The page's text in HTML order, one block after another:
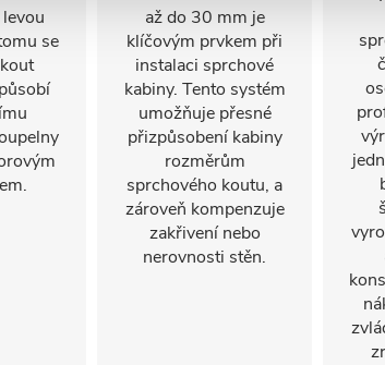
se
až do 30 mm je
klíčovým prvkem při
instalaci sprchové
kabiny. Tento systém
umožňuje přesné
přizpůsobení kabiny
rozměrům
sprchového koutu, a
zároveň kompenzuje
zakřivení nebo
nerovnosti stěn.